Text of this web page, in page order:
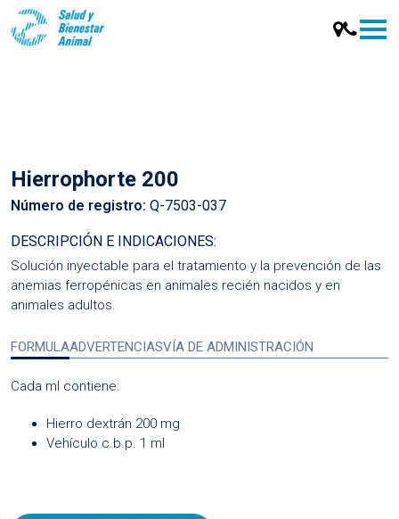
Hierrophorte 200
Número de registro: Q-7503-037
DESCRIPCIÓN E INDICACIONES:
Solución inyectable para el tratamiento y la prevención de las
anemias ferropénicas en animales recién nacidos y en
animales adultos.
FORMULAADVERTENCIASVÍA DE ADMINISTRACIÓN
Cada ml contiene:
Hierro dextrán 200 mg
Vehículo c.b.p. 1 ml